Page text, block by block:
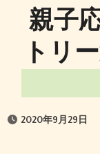
親子
トリ
2020年9月29日